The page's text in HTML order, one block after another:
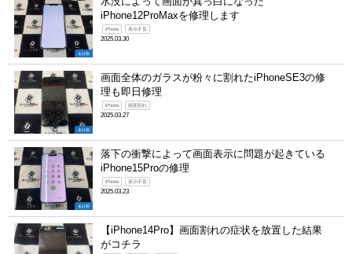
未分類
iPhone12ProMaxを修理します
iPhone 表示不良
2025.03.30
未分類
画面全体のガラスが粉々に割れたiPhoneSE3の修
理も即日修理
iPhone 画面割れ
2025.03.27
未分類
落下の衝撃によって画面表示に問題が起きている
iPhone15Proの修理
iPhone 表示不良
2025.03.23
【iPhone14Pro】画面割れの症状を放置した結果
がコチラ